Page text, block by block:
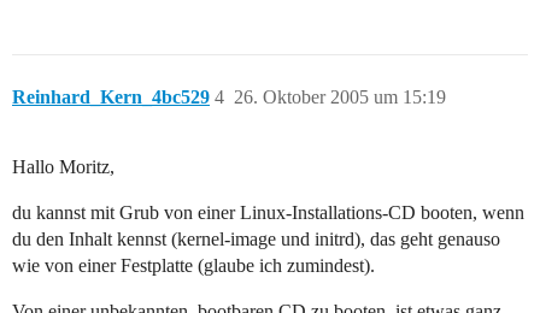
Reinhard_Kern_4bc529 26. Oktober 2005 um 15:19
4
Hallo Moritz,
du kannst mit Grub von einer Linux-Installations-CD booten, wenn
du den Inhalt kennst (kernel-image und initrd), das geht genauso
wie von einer Festplatte (glaube ich zumindest).